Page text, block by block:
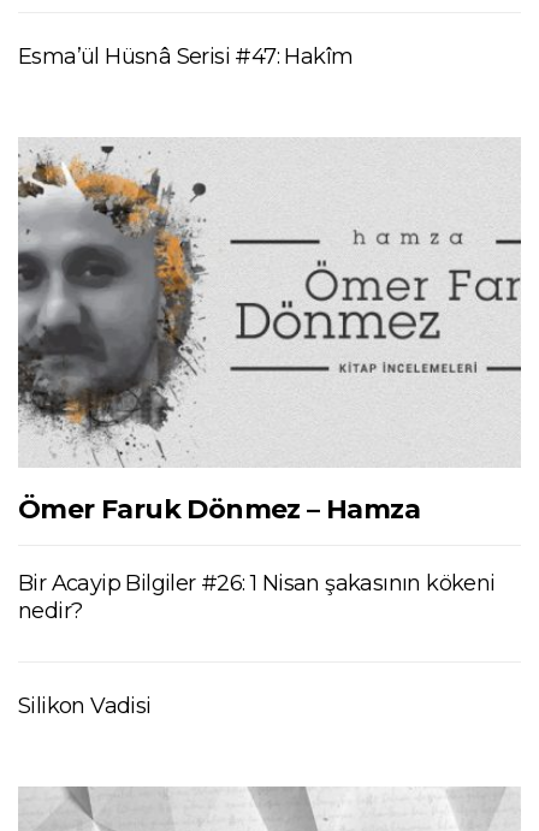
Esma’ül Hüsnâ Serisi #47: Hakîm
Ömer Faruk Dönmez – Hamza
Bir Acayip Bilgiler #26: 1 Nisan şakasının kökeni
nedir?
Silikon Vadisi